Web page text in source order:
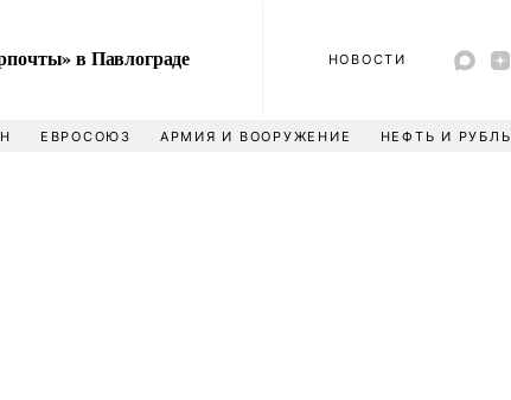
в Павлограде
НОВОСТИ
ЕВРОСОЮЗ АРМИЯ И ВООРУЖЕНИЕ НЕФТЬ И РУБЛЬ